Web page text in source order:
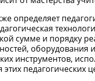
определяет
сумме и порядку
оборудования и
инструментов,
педагогических